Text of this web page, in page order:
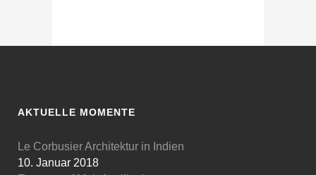
AKTUELLE MOMENTE
Le Corbusier Architektur in Indien
10. Januar 2018